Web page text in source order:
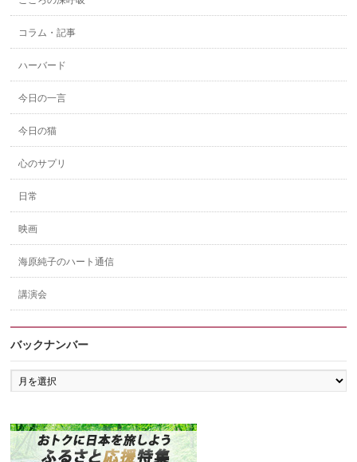
コラム・記事
ハーバード
今日の一言
今日の猫
心のサプリ
日常
映画
海原純子のハート通信
講演会
バックナンバー
バ
ッ
ン
バ
ー